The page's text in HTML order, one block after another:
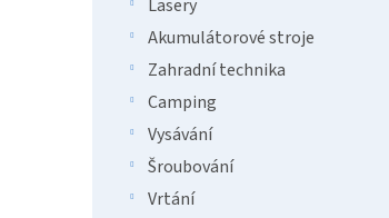
Lasery
Akumulátorové stroje
Zahradní technika
Camping
Vysávání
Šroubování
Vrtání